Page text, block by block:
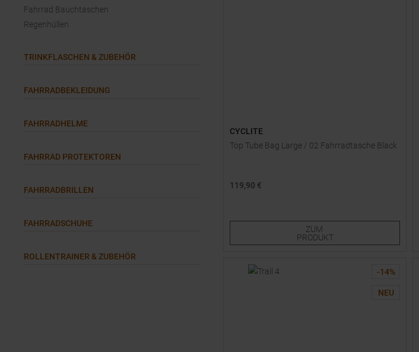
Fahrrad Bauchtaschen
Regenhüllen
TRINKFLASCHEN & ZUBEHÖR
FAHRRADBEKLEIDUNG
FAHRRADHELME
FAHRRAD PROTEKTOREN
FAHRRADBRILLEN
FAHRRADSCHUHE
ROLLENTRAINER & ZUBEHÖR
CYCLITE
Top Tube Bag Large / 02 Fahrradtasche Black
119,90 €
ZUM
PRODUKT
-14%
NEU